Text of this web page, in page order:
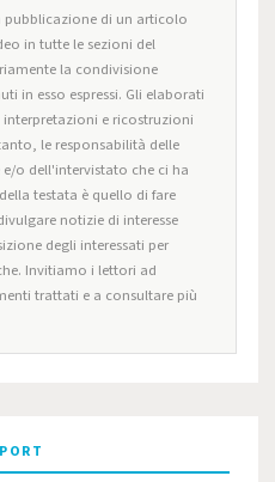
pubblicazione di un articolo
in tutte le sezioni del
la condivisione
in esso espressi. Gli elaborati
e ricostruzioni
le responsabilità delle
o dell'intervistato che ci ha
testata è quello di fare
notizie di interesse
degli interessati per
Invitiamo i lettori ad
trattati e a consultare più